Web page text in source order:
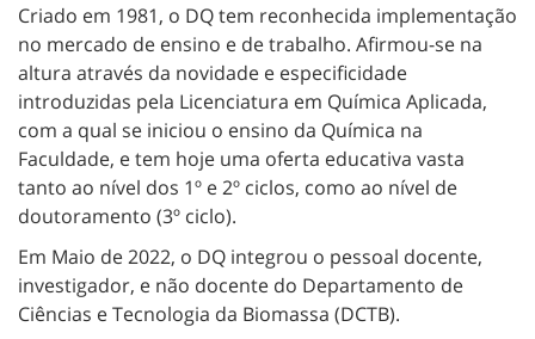
Criado em 1981, o DQ tem reconhecida implementação
no mercado de ensino e de trabalho. Afirmou-se na
altura através da novidade e especificidade
introduzidas pela Licenciatura em Química Aplicada,
com a qual se iniciou o ensino da Química na
Faculdade, e tem hoje uma oferta educativa vasta
tanto ao nível dos 1º e 2º ciclos, como ao nível de
doutoramento (3º ciclo).
Em Maio de 2022, o DQ integrou o pessoal docente,
investigador, e não docente do Departamento de
Ciências e Tecnologia da Biomassa (DCTB).